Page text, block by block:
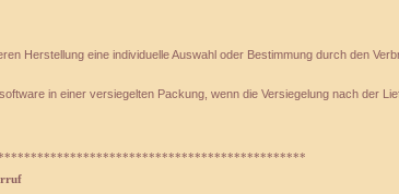
Herstellung eine individuelle Auswahl oder Bestimmung durch den
in einer versiegelten Packung, wenn die Versiegelung nach der